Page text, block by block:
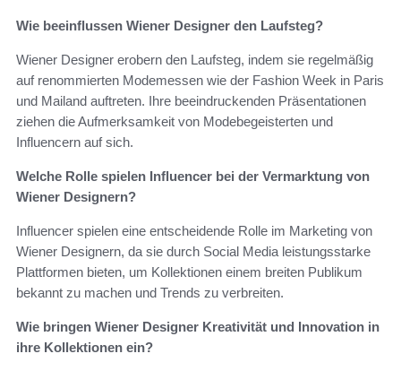
Wie beeinflussen Wiener Designer den Laufsteg?
Wiener Designer erobern den Laufsteg, indem sie regelmäßig
auf renommierten Modemessen wie der Fashion Week in Paris
und Mailand auftreten. Ihre beeindruckenden Präsentationen
ziehen die Aufmerksamkeit von Modebegeisterten und
Influencern auf sich.
Welche Rolle spielen Influencer bei der Vermarktung von
Wiener Designern?
Influencer spielen eine entscheidende Rolle im Marketing von
Wiener Designern, da sie durch Social Media leistungsstarke
Plattformen bieten, um Kollektionen einem breiten Publikum
bekannt zu machen und Trends zu verbreiten.
Wie bringen Wiener Designer Kreativität und Innovation in
ihre Kollektionen ein?